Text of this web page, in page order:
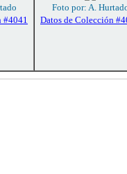
#4041
Foto por: A.
Datos de Colección